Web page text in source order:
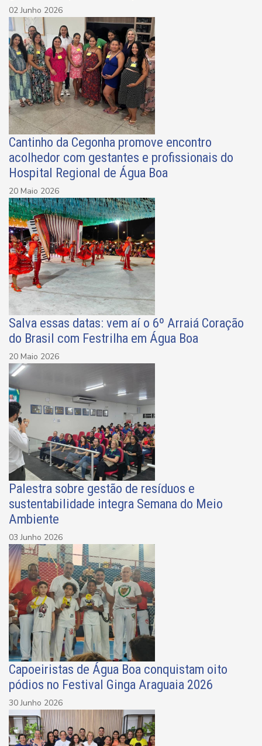
02 Junho 2026
Cantinho da Cegonha promove encontro
acolhedor com gestantes e profissionais do
Hospital Regional de Água Boa
20 Maio 2026
Salva essas datas: vem aí o 6º Arraiá Coração
do Brasil com Festrilha em Água Boa
20 Maio 2026
Palestra sobre gestão de resíduos e
sustentabilidade integra Semana do Meio
Ambiente
03 Junho 2026
Capoeiristas de Água Boa conquistam oito
pódios no Festival Ginga Araguaia 2026
30 Junho 2026